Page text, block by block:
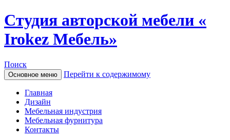
Студия авторской мебели «
Irokez Мебель»
Поиск
Основное меню Перейти к содержимому
Главная
Дизайн
Мебельная индустрия
Мебельная фурнитура
Контакты